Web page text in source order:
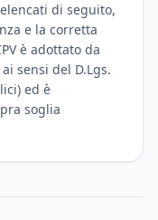
di seguito,
e la corretta
è adottato da
sensi del D.Lgs.
ed è
soglia